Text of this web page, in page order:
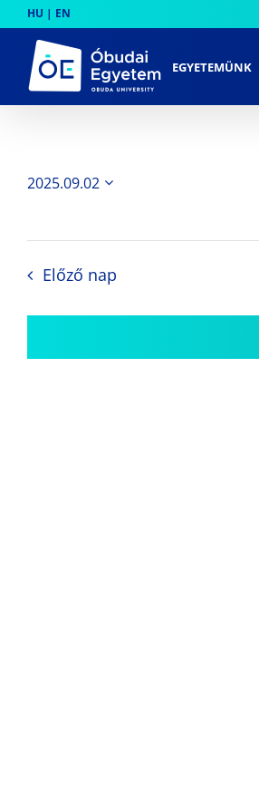
to
content
HU | EN
EGYETEMÜNK
2025.09.02
Előző nap